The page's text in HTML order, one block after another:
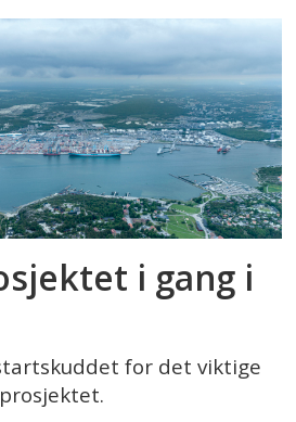
i gang i
for det viktige